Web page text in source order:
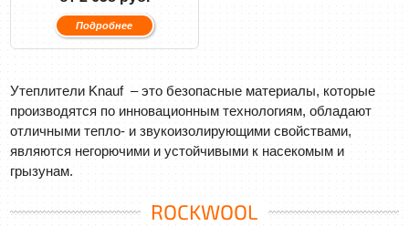
Подробнее
Утеплители Knauf – это безопасные материалы, которые
производятся по инновационным технологиям, обладают
отличными тепло- и звукоизолирующими свойствами,
являются негорючими и устойчивыми к насекомым и
грызунам.
ROCKWOOL